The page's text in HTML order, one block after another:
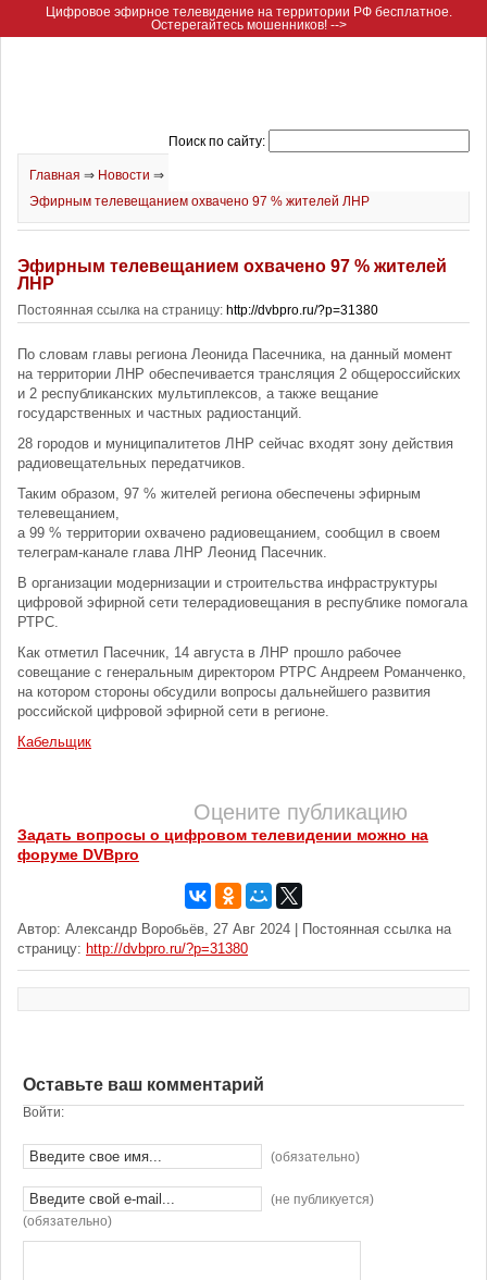
Цифровое эфирное телевидение на территории РФ бесплатное.
Остерегайтесь мошенников! -->
Поиск по сайту:
Главная ⇒ Новости ⇒
Эфирным телевещанием охвачено 97 % жителей ЛНР
Эфирным телевещанием охвачено 97 % жителей
ЛНР
Постоянная ссылка на страницу: http://dvbpro.ru/?p=31380
По словам главы региона Леонида Пасечника, на данный момент
на территории ЛНР обеспечивается трансляция 2 общероссийских
и 2 республиканских мультиплексов, а также вещание
государственных и частных радиостанций.
28 городов и муниципалитетов ЛНР сейчас входят зону действия
радиовещательных передатчиков.
Таким образом, 97 % жителей региона обеспечены эфирным
телевещанием,
а 99 % территории охвачено радиовещанием, сообщил в своем
телеграм-канале глава ЛНР Леонид Пасечник.
В организации модернизации и строительства инфраструктуры
цифровой эфирной сети телерадиовещания в республике помогала
РТРС.
Как отметил Пасечник, 14 августа в ЛНР прошло рабочее
совещание с генеральным директором РТРС Андреем Романченко,
на котором стороны обсудили вопросы дальнейшего развития
российской цифровой эфирной сети в регионе.
Кабельщик
Оцените публикацию
Задать вопросы о цифровом телевидении можно на
форуме DVBpro
Автор: Александр Воробьёв, 27 Авг 2024 | Постоянная ссылка на
страницу: http://dvbpro.ru/?p=31380
Оставьте ваш комментарий
Войти:
(обязательно)
(не публикуется)
(обязательно)